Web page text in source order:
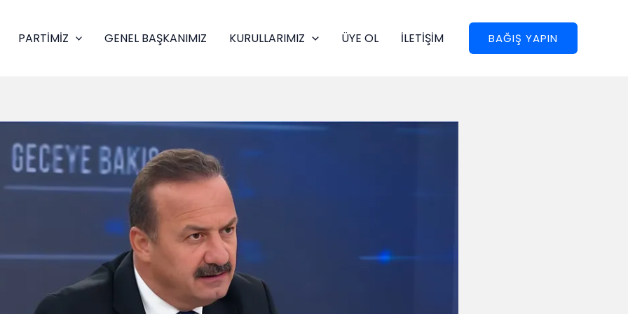
PARTİMİZ GENEL BAŞKANIMIZ KURULLARIMIZ ÜYE OL İLETİŞİM BAĞIŞ YAPIN